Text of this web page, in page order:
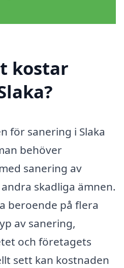
kostar
för sanering i Slaka
behöver
sanering av
skadliga ämnen.
beroende på flera
av sanering,
och företagets
sett kan kostnaden